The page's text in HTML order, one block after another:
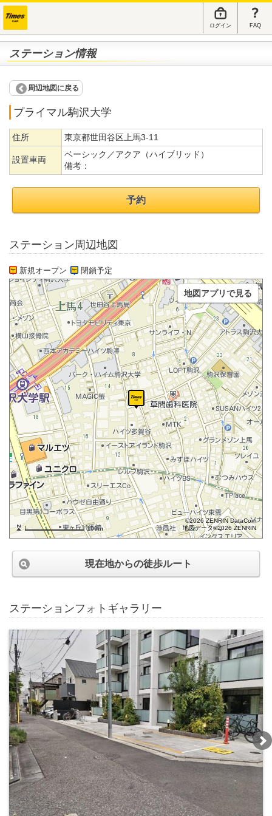
ログイン FAQ
ステーション情報
周辺地図に戻る
プライマル駒沢大学
住所 東京都世田谷区上馬3-11
設置車両
ベーシック／アクア（ハイブリッド）
備考：
予約
ステーション周辺地図
新規オープン 閉鎖予定
100m
©2026 ZENRIN DataCom
地図データ©2026 ZENRIN
地図アプリで見る
現在地からの徒歩ルート
ステーションフォトギャラリー